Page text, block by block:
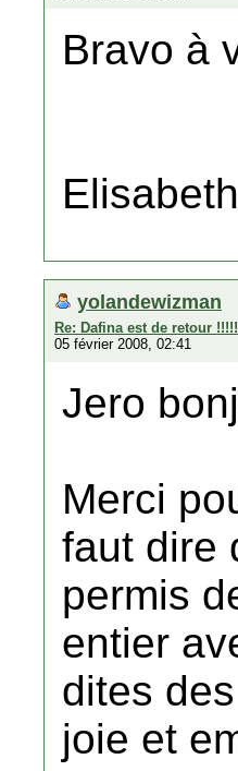
Bravo à
yolandewizman
Re: Dafina est de retour !!!!!
05 février 2008, 02:41
Jero
Merci
faut dire
permis
entier
dites
joie et